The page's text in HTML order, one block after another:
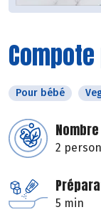
Pour bébé
2
5 min